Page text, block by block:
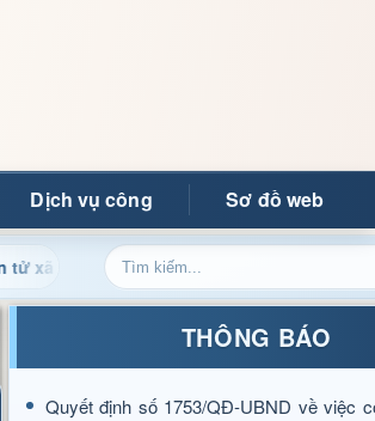
Dịch vụ công Sơ đồ web
Ảng Cập nhật thông tin điều
THÔNG BÁO
Quyết định số 1753/QĐ-UBND về việc